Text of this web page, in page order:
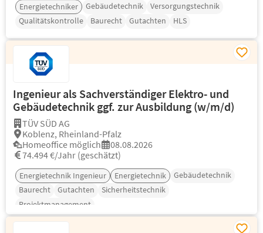
Energietechniker Gebäudetechnik
Versorgungstechnik
Qualitätskontrolle
Baurecht Gutachten HLS
Ingenieur als Sachverständiger Elektro- und
Gebäudetechnik ggf. zur Ausbildung (w/m/d)
TÜV SÜD AG
Koblenz, Rheinland-Pfalz
Homeoffice möglich
08.08.2026
74.494 €/Jahr (geschätzt)
Energietechnik Ingenieur Energietechnik
Gebäudetechnik
Baurecht
Gutachten
Sicherheitstechnik
Projektmanagement